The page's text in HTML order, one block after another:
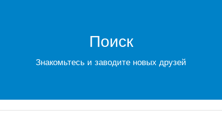
Поиск
Знакомьтесь и заводите новых друзей